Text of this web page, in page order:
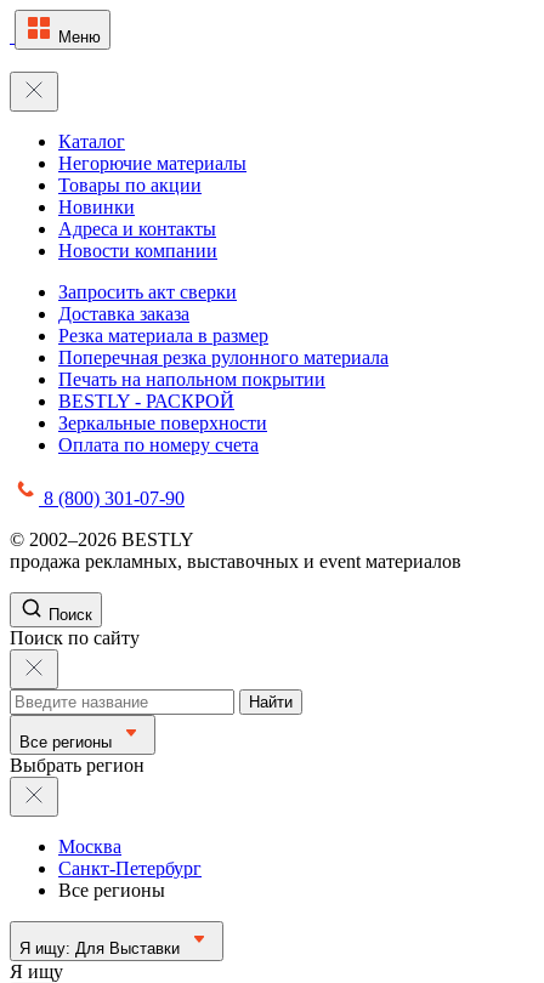
Меню
Каталог
Негорючие материалы
Товары по акции
Новинки
Адреса и контакты
Новости компании
Запросить акт сверки
Доставка заказа
Резка материала в размер
Поперечная резка рулонного материала
Печать на напольном покрытии
BESTLY - РАСКРОЙ
Зеркальные поверхности
Оплата по номеру счета
8 (800) 301-07-90
© 2002–2026 BESTLY
продажа рекламных, выставочных и event материалов
Поиск
Поиск по сайту
Найти
Все регионы
Выбрать регион
Москва
Санкт-Петербург
Все регионы
Я ищу: Для Выставки
Я ищу